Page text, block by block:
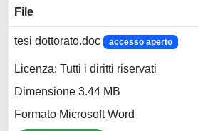
File
tesi dottorato.doc accesso aperto
Licenza: Tutti i diritti riservati
Dimensione 3.44 MB
Formato Microsoft Word